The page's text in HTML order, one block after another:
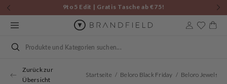
Zum
Inhalt
springen
9to5 Edit | Gratis Tasche ab €75!
New Brand | G-STAR | Watches & Jewellery
Suchen
Zurück zur
Übersicht
Startseite Beloro Black Friday